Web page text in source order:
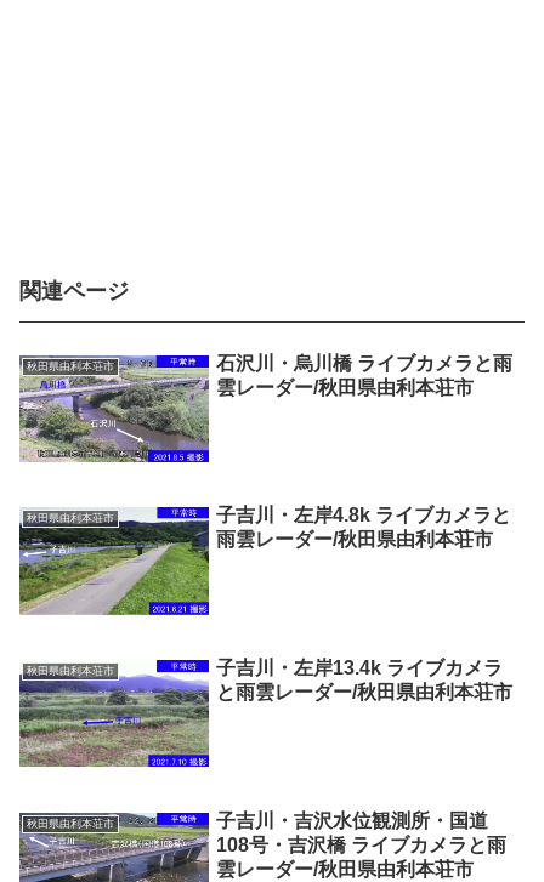
関連ページ
秋田県由利本荘市
石沢川・烏川橋 ライブカメラと雨
雲レーダー/秋田県由利本荘市
秋田県由利本荘市
子吉川・左岸4.8k ライブカメラと
雨雲レーダー/秋田県由利本荘市
秋田県由利本荘市
子吉川・左岸13.4k ライブカメラ
と雨雲レーダー/秋田県由利本荘市
秋田県由利本荘市
子吉川・吉沢水位観測所・国道
108号・吉沢橋 ライブカメラと雨
雲レーダー/秋田県由利本荘市